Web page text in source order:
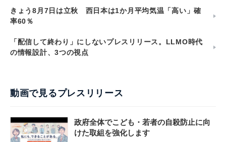
きょう8月7日は立秋 西日本は1か月平均気温「高い」確
率60％
「配信して終わり」にしないプレスリリース。LLMO時代
の情報設計、3つの視点
動画で見るプレスリリース
政府全体でこども・若者の自殺防止に向
けた取組を強化します